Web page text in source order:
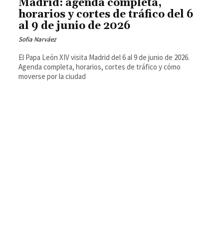
Madrid: agenda completa,
horarios y cortes de tráfico del 6
al 9 de junio de 2026
Sofia Narváez
El Papa León XIV visita Madrid del 6 al 9 de junio de 2026.
Agenda completa, horarios, cortes de tráfico y cómo
moverse por la ciudad